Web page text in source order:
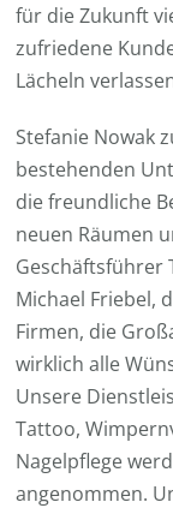
für die Zukunft
zufriedene
Lächeln
Stefanie Nowak
bestehenden
die freundliche
neuen Räumen
Geschäftsführer
Michael Friebel,
Firmen, die
wirklich alle
Unsere
Tattoo,
Nagelpflege
angenommen.